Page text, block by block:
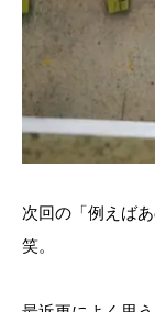
次回の「例えば
笑。